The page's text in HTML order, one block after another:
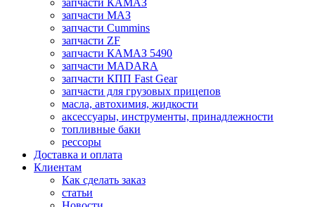
запчасти КАМАЗ
запчасти МАЗ
запчасти Cummins
запчасти ZF
запчасти КАМАЗ 5490
запчасти MADARA
запчасти КПП Fast Gear
запчасти для грузовых прицепов
масла, автохимия, жидкости
аксессуары, инструменты, принадлежности
топливные баки
рессоры
Доставка и оплата
Клиентам
Как сделать заказ
статьи